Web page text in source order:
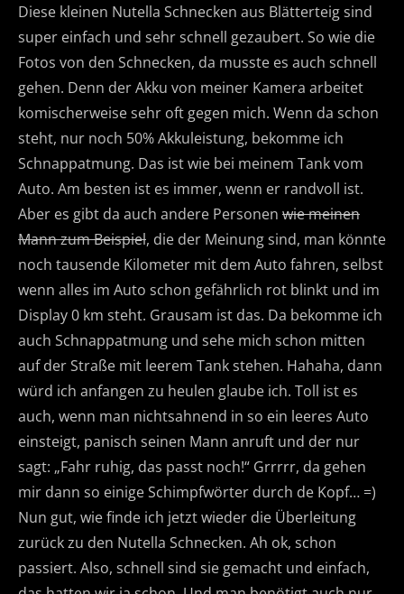
Diese kleinen Nutella Schnecken aus Blätterteig sind
super einfach und sehr schnell gezaubert. So wie die
Fotos von den Schnecken, da musste es auch schnell
gehen. Denn der Akku von meiner Kamera arbeitet
komischerweise sehr oft gegen mich. Wenn da schon
steht, nur noch 50% Akkuleistung, bekomme ich
Schnappatmung. Das ist wie bei meinem Tank vom
Auto. Am besten ist es immer, wenn er randvoll ist.
Aber es gibt da auch andere Personen wie meinen
Mann zum Beispiel, die der Meinung sind, man könnte
noch tausende Kilometer mit dem Auto fahren, selbst
wenn alles im Auto schon gefährlich rot blinkt und im
Display 0 km steht. Grausam ist das. Da bekomme ich
auch Schnappatmung und sehe mich schon mitten
auf der Straße mit leerem Tank stehen. Hahaha, dann
würd ich anfangen zu heulen glaube ich. Toll ist es
auch, wenn man nichtsahnend in so ein leeres Auto
einsteigt, panisch seinen Mann anruft und der nur
sagt: „Fahr ruhig, das passt noch!“ Grrrrr, da gehen
mir dann so einige Schimpfwörter durch de Kopf… =)
Nun gut, wie finde ich jetzt wieder die Überleitung
zurück zu den Nutella Schnecken. Ah ok, schon
passiert. Also, schnell sind sie gemacht und einfach,